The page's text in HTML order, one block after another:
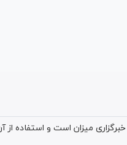
میزان است و استفاده از